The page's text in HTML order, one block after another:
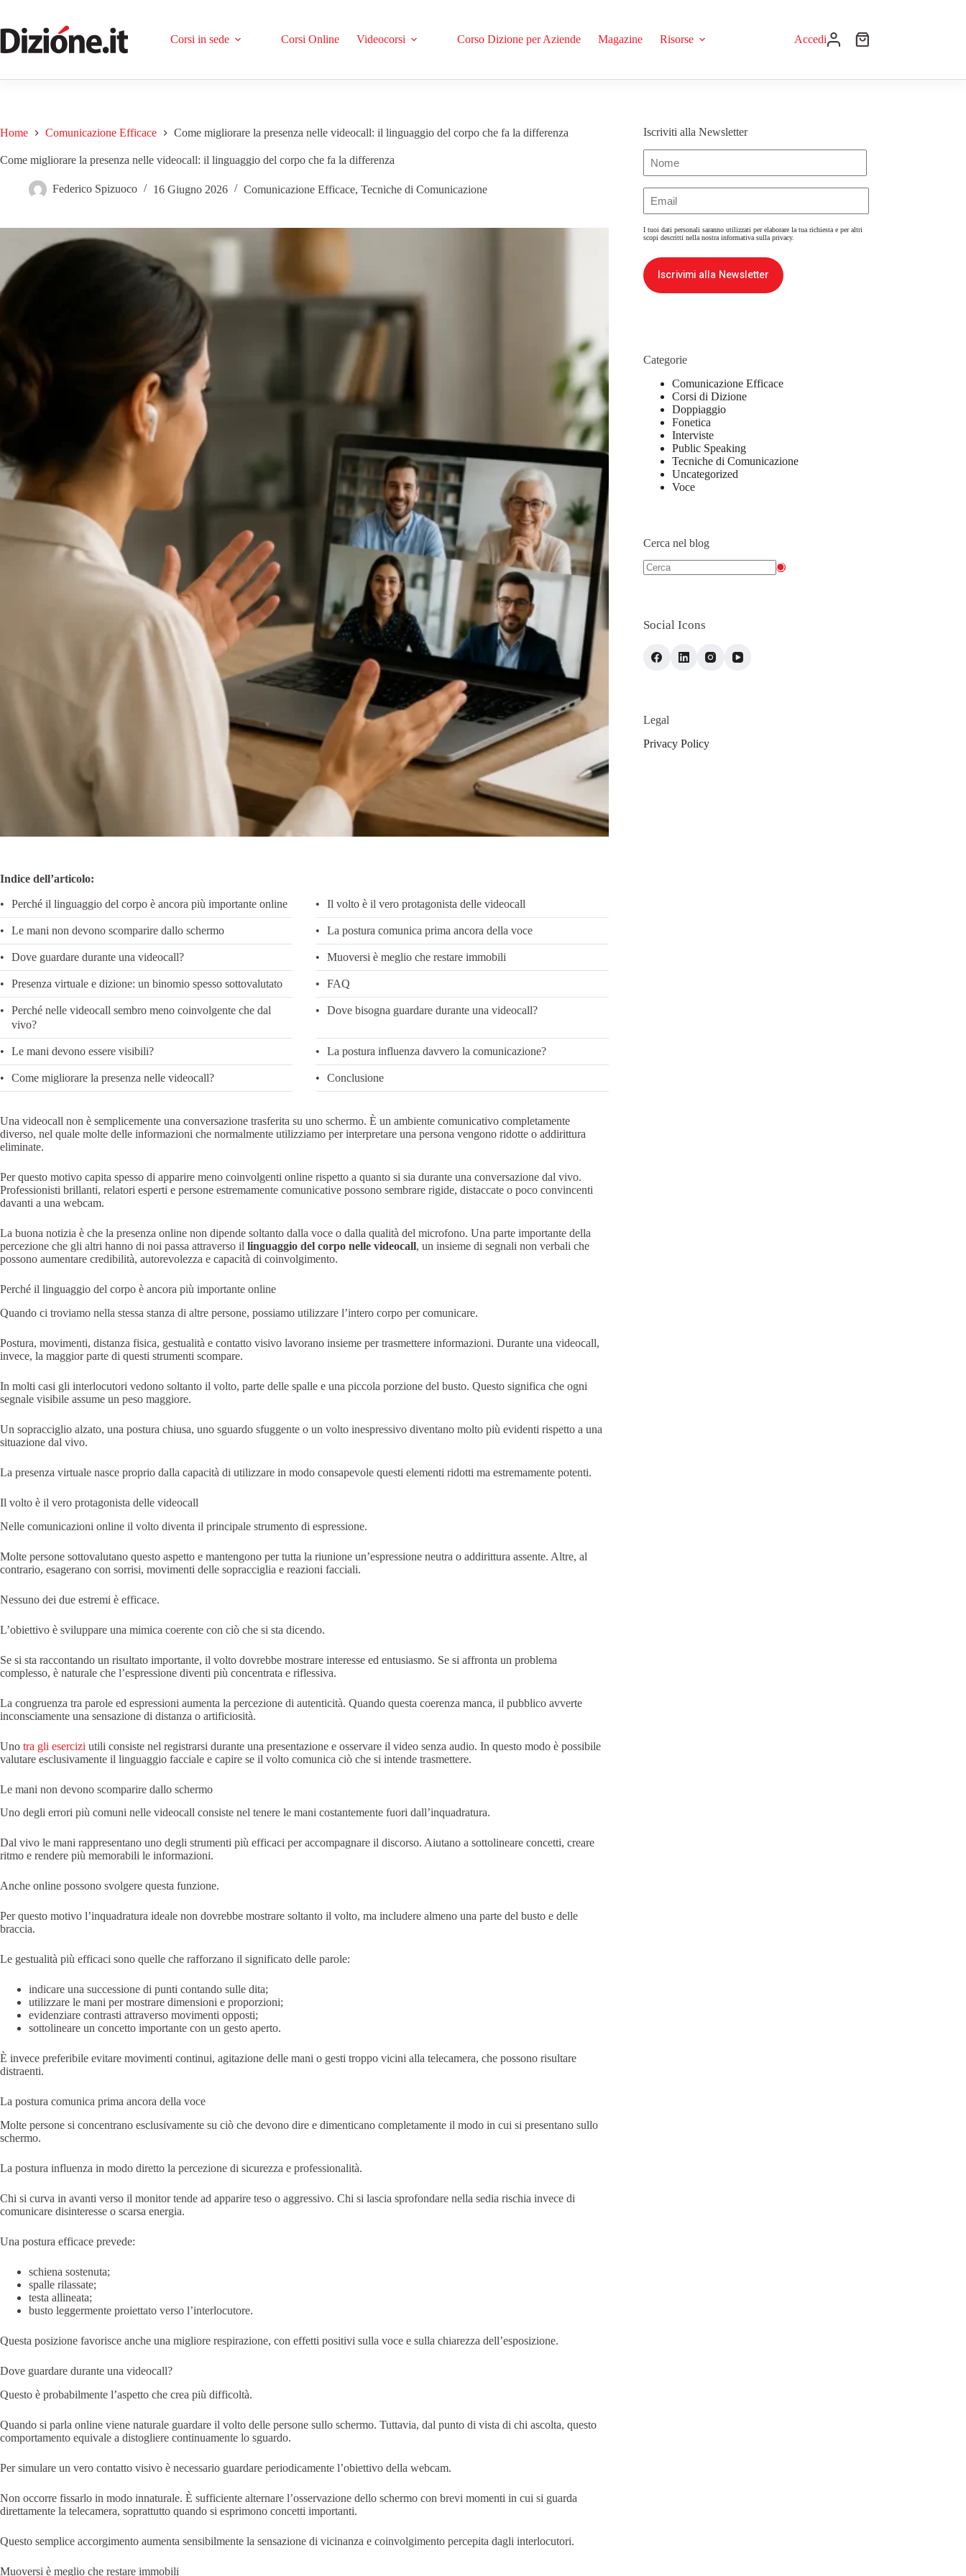
Corsi in sede Corsi Online Videocorsi Corso Dizione per Aziende Magazine Risorse Accedi
Home Comunicazione Efficace Come migliorare la presenza nelle videocall: il linguaggio del corpo che fa la differenza
Come migliorare la presenza nelle videocall: il linguaggio del corpo che fa la differenza
Federico Spizuoco 16 Giugno 2026 Comunicazione Efficace, Tecniche di Comunicazione
Indice dell’articolo:
Perché il linguaggio del corpo è ancora più importante online Il volto è il vero protagonista delle videocall
Le mani non devono scomparire dallo schermo La postura comunica prima ancora della voce
Dove guardare durante una videocall? Muoversi è meglio che restare immobili
Presenza virtuale e dizione: un binomio spesso sottovalutato FAQ
Perché nelle videocall sembro meno coinvolgente che dal
vivo?
Dove bisogna guardare durante una videocall?
Le mani devono essere visibili? La postura influenza davvero la comunicazione?
Come migliorare la presenza nelle videocall? Conclusione
Una videocall non è semplicemente una conversazione trasferita su uno schermo. È un ambiente comunicativo completamente
diverso, nel quale molte delle informazioni che normalmente utilizziamo per interpretare una persona vengono ridotte o addirittura
eliminate.
Per questo motivo capita spesso di apparire meno coinvolgenti online rispetto a quanto si sia durante una conversazione dal vivo.
Professionisti brillanti, relatori esperti e persone estremamente comunicative possono sembrare rigide, distaccate o poco convincenti
davanti a una webcam.
La buona notizia è che la presenza online non dipende soltanto dalla voce o dalla qualità del microfono. Una parte importante della
percezione che gli altri hanno di noi passa attraverso il linguaggio del corpo nelle videocall, un insieme di segnali non verbali che
possono aumentare credibilità, autorevolezza e capacità di coinvolgimento.
Perché il linguaggio del corpo è ancora più importante online
Quando ci troviamo nella stessa stanza di altre persone, possiamo utilizzare l’intero corpo per comunicare.
Postura, movimenti, distanza fisica, gestualità e contatto visivo lavorano insieme per trasmettere informazioni. Durante una videocall,
invece, la maggior parte di questi strumenti scompare.
In molti casi gli interlocutori vedono soltanto il volto, parte delle spalle e una piccola porzione del busto. Questo significa che ogni
segnale visibile assume un peso maggiore.
Un sopracciglio alzato, una postura chiusa, uno sguardo sfuggente o un volto inespressivo diventano molto più evidenti rispetto a una
situazione dal vivo.
La presenza virtuale nasce proprio dalla capacità di utilizzare in modo consapevole questi elementi ridotti ma estremamente potenti.
Il volto è il vero protagonista delle videocall
Nelle comunicazioni online il volto diventa il principale strumento di espressione.
Molte persone sottovalutano questo aspetto e mantengono per tutta la riunione un’espressione neutra o addirittura assente. Altre, al
contrario, esagerano con sorrisi, movimenti delle sopracciglia e reazioni facciali.
Nessuno dei due estremi è efficace.
L’obiettivo è sviluppare una mimica coerente con ciò che si sta dicendo.
Se si sta raccontando un risultato importante, il volto dovrebbe mostrare interesse ed entusiasmo. Se si affronta un problema
complesso, è naturale che l’espressione diventi più concentrata e riflessiva.
La congruenza tra parole ed espressioni aumenta la percezione di autenticità. Quando questa coerenza manca, il pubblico avverte
inconsciamente una sensazione di distanza o artificiosità.
Uno tra gli esercizi utili consiste nel registrarsi durante una presentazione e osservare il video senza audio. In questo modo è possibile
valutare esclusivamente il linguaggio facciale e capire se il volto comunica ciò che si intende trasmettere.
Le mani non devono scomparire dallo schermo
Uno degli errori più comuni nelle videocall consiste nel tenere le mani costantemente fuori dall’inquadratura.
Dal vivo le mani rappresentano uno degli strumenti più efficaci per accompagnare il discorso. Aiutano a sottolineare concetti, creare
ritmo e rendere più memorabili le informazioni.
Anche online possono svolgere questa funzione.
Per questo motivo l’inquadratura ideale non dovrebbe mostrare soltanto il volto, ma includere almeno una parte del busto e delle
braccia.
Le gestualità più efficaci sono quelle che rafforzano il significato delle parole:
indicare una successione di punti contando sulle dita;
utilizzare le mani per mostrare dimensioni e proporzioni;
evidenziare contrasti attraverso movimenti opposti;
sottolineare un concetto importante con un gesto aperto.
È invece preferibile evitare movimenti continui, agitazione delle mani o gesti troppo vicini alla telecamera, che possono risultare
distraenti.
La postura comunica prima ancora della voce
Molte persone si concentrano esclusivamente su ciò che devono dire e dimenticano completamente il modo in cui si presentano sullo
schermo.
La postura influenza in modo diretto la percezione di sicurezza e professionalità.
Chi si curva in avanti verso il monitor tende ad apparire teso o aggressivo. Chi si lascia sprofondare nella sedia rischia invece di
comunicare disinteresse o scarsa energia.
Una postura efficace prevede:
schiena sostenuta;
spalle rilassate;
testa allineata;
busto leggermente proiettato verso l’interlocutore.
Questa posizione favorisce anche una migliore respirazione, con effetti positivi sulla voce e sulla chiarezza dell’esposizione.
Dove guardare durante una videocall?
Questo è probabilmente l’aspetto che crea più difficoltà.
Quando si parla online viene naturale guardare il volto delle persone sullo schermo. Tuttavia, dal punto di vista di chi ascolta, questo
comportamento equivale a distogliere continuamente lo sguardo.
Per simulare un vero contatto visivo è necessario guardare periodicamente l’obiettivo della webcam.
Non occorre fissarlo in modo innaturale. È sufficiente alternare l’osservazione dello schermo con brevi momenti in cui si guarda
direttamente la telecamera, soprattutto quando si esprimono concetti importanti.
Questo semplice accorgimento aumenta sensibilmente la sensazione di vicinanza e coinvolgimento percepita dagli interlocutori.
Muoversi è meglio che restare immobili
Iscriviti alla Newsletter
I tuoi dati personali saranno utilizzati per elaborare la tua richiesta e per altri
scopi descritti nella nostrainformativa sulla privacy.
Iscrivimi alla Newsletter
Categorie
Comunicazione Efficace
Corsi di Dizione
Doppiaggio
Fonetica
Interviste
Public Speaking
Tecniche di Comunicazione
Uncategorized
Voce
Cerca nel blog
Social Icons
Legal
Privacy Policy